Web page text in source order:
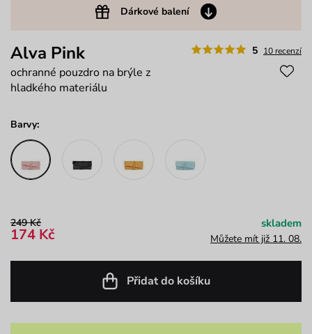
Dárkové balení
5 10 recenzí
Alva Pink
ochranné pouzdro na brýle z
hladkého materiálu
Barvy:
249 Kč
174 Kč
skladem
Můžete mít již 11. 08.
Přidat do košíku